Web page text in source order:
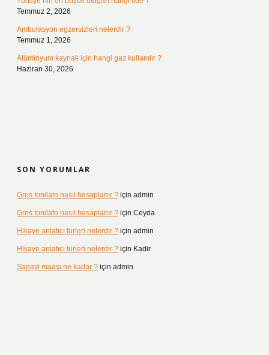
Temmuz 2, 2026
Ambulasyon egzersizleri nelerdir ?
Temmuz 1, 2026
Alüminyum kaynak için hangi gaz kullanılır ?
Haziran 30, 2026
SON YORUMLAR
Gros tonilato nasıl hesaplanır ? için admin
Gros tonilato nasıl hesaplanır ? için Ceyda
Hikaye anlatıcı türleri nelerdir ? için admin
Hikaye anlatıcı türleri nelerdir ? için Kadir
Sanayi maaşı ne kadar ? için admin